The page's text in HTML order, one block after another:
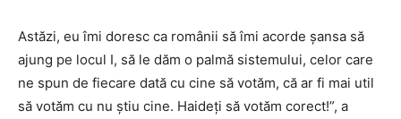
Astăzi, eu îmi doresc ca românii să îmi acorde șansa să
ajung pe locul I, să le dăm o palmă sistemului, celor care
ne spun de fiecare dată cu cine să votăm, că ar fi mai util
să votăm cu nu știu cine. Haideți să votăm corect!”, a